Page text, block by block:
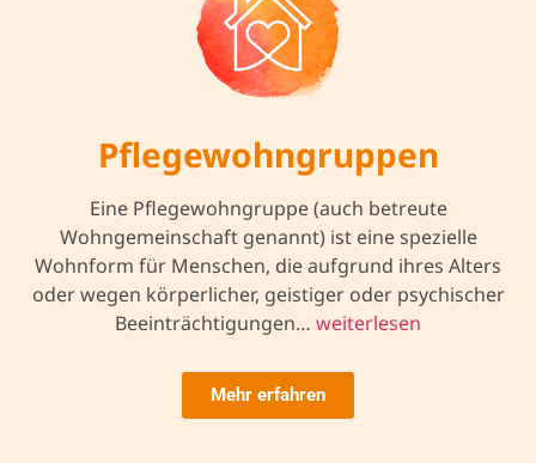
Pflegewohngruppen
Eine Pflegewohngruppe (auch betreute
Wohngemeinschaft genannt) ist eine spezielle
Wohnform für Menschen, die aufgrund ihres Alters
oder wegen körperlicher, geistiger oder psychischer
Beeinträchtigungen… weiterlesen
Mehr erfahren